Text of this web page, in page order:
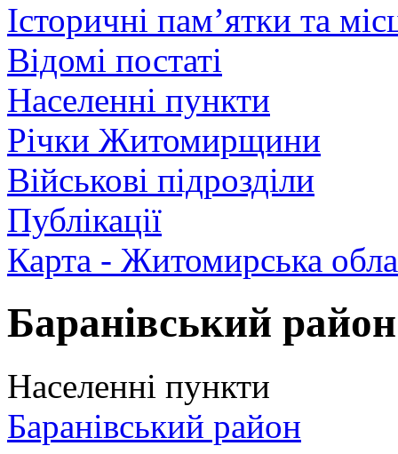
Історичні пам’ятки та
Відомі постаті
Населенні пункти
Річки Житомирщини
Військові підрозділи
Публікації
Карта - Житомирська
Баранівський район
Населенні пункти
Баранівський район